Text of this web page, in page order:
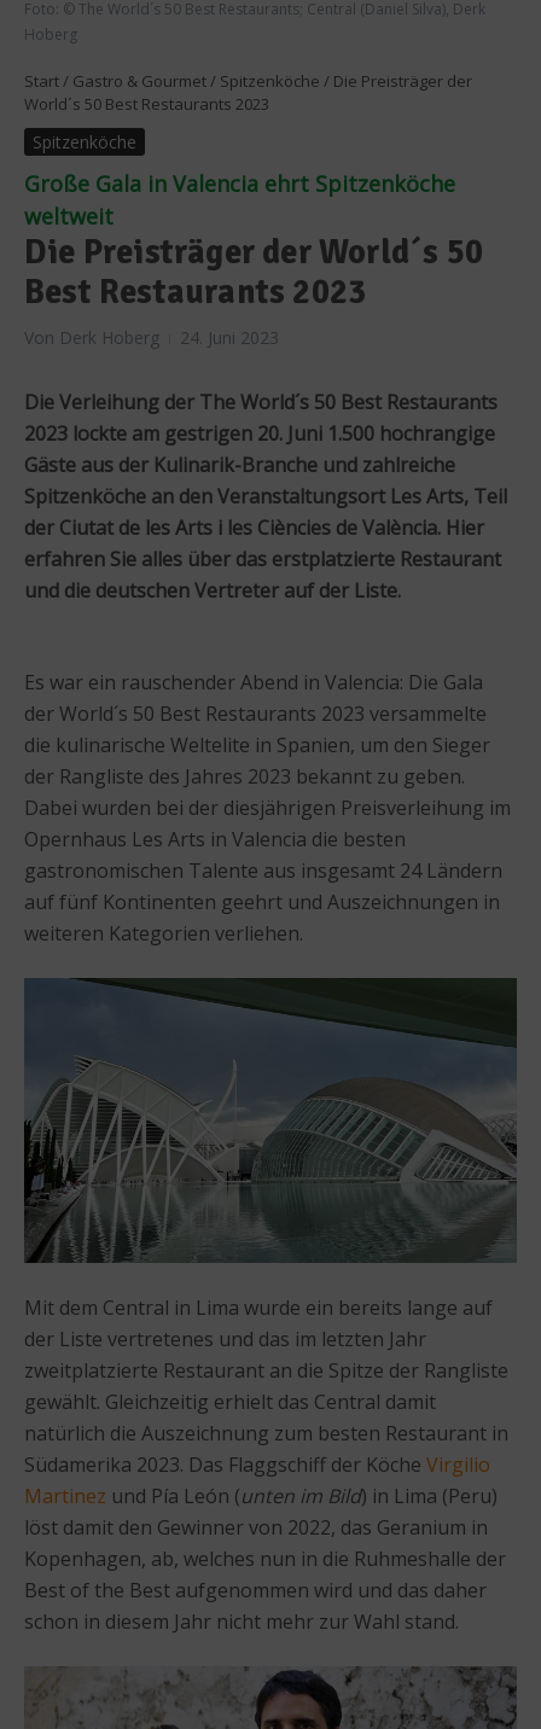
Foto: © The World´s 50 Best Restaurants; Central (Daniel Silva), Derk
Hoberg
Start / Gastro & Gourmet / Spitzenköche / Die Preisträger der
World´s 50 Best Restaurants 2023
Spitzenköche
Große Gala in Valencia ehrt Spitzenköche
weltweit
Die Preisträger der World´s 50
Best Restaurants 2023
Von Derk Hoberg 24. Juni 2023
Die Verleihung der The World´s 50 Best Restaurants
2023 lockte am gestrigen 20. Juni 1.500 hochrangige
Gäste aus der Kulinarik-Branche und zahlreiche
Spitzenköche an den Veranstaltungsort Les Arts, Teil
der Ciutat de les Arts i les Ciències de València. Hier
erfahren Sie alles über das erstplatzierte Restaurant
und die deutschen Vertreter auf der Liste.
Es war ein rauschender Abend in Valencia: Die Gala
der World´s 50 Best Restaurants 2023 versammelte
die kulinarische Weltelite in Spanien, um den Sieger
der Rangliste des Jahres 2023 bekannt zu geben.
Dabei wurden bei der diesjährigen Preisverleihung im
Opernhaus Les Arts in Valencia die besten
gastronomischen Talente aus insgesamt 24 Ländern
auf fünf Kontinenten geehrt und Auszeichnungen in
weiteren Kategorien verliehen.
Mit dem Central in Lima wurde ein bereits lange auf
der Liste vertretenes und das im letzten Jahr
zweitplatzierte Restaurant an die Spitze der Rangliste
gewählt. Gleichzeitig erhielt das Central damit
natürlich die Auszeichnung zum besten Restaurant in
Südamerika 2023. Das Flaggschiff der Köche Virgilio
Martinez und Pía León (unten im Bild) in Lima (Peru)
löst damit den Gewinner von 2022, das Geranium in
Kopenhagen, ab, welches nun in die Ruhmeshalle der
Best of the Best aufgenommen wird und das daher
schon in diesem Jahr nicht mehr zur Wahl stand.